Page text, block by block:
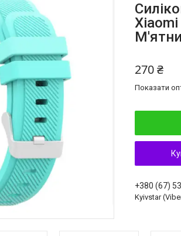
270 ₴
Показати
+380 (67)
Kyivstar